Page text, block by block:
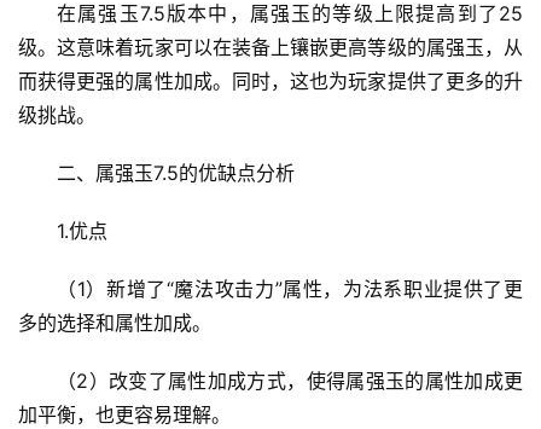
在属强玉7.5版本中，属强玉的等级上限提高到了25
级。这意味着玩家可以在装备上镶嵌更高等级的属强玉，从
而获得更强的属性加成。同时，这也为玩家提供了更多的升
级挑战。
二、属强玉7.5的优缺点分析
1.优点
（1）新增了“魔法攻击力”属性，为法系职业提供了更
多的选择和属性加成。
（2）改变了属性加成方式，使得属强玉的属性加成更
加平衡，也更容易理解。